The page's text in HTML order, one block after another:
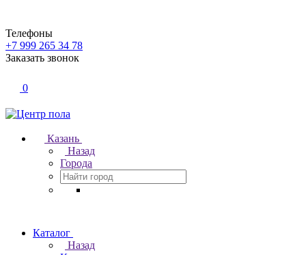
Телефоны
+7 999 265 34 78
Заказать звонок
0
Казань
Назад
Города
Каталог
Назад